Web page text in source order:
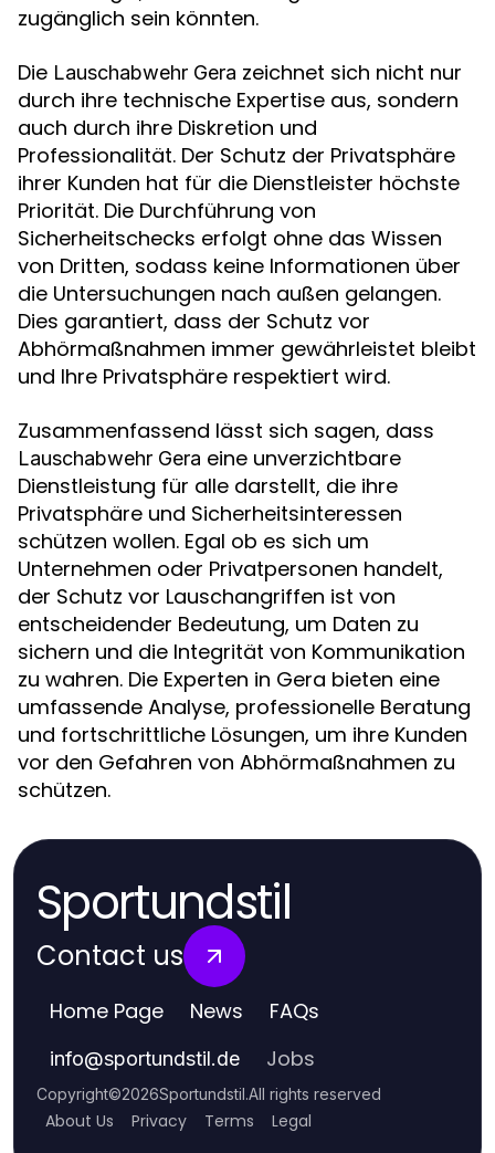
zugänglich sein könnten.
Die Lauschabwehr Gera zeichnet sich nicht nur
durch ihre technische Expertise aus, sondern
auch durch ihre Diskretion und
Professionalität. Der Schutz der Privatsphäre
ihrer Kunden hat für die Dienstleister höchste
Priorität. Die Durchführung von
Sicherheitschecks erfolgt ohne das Wissen
von Dritten, sodass keine Informationen über
die Untersuchungen nach außen gelangen.
Dies garantiert, dass der Schutz vor
Abhörmaßnahmen immer gewährleistet bleibt
und Ihre Privatsphäre respektiert wird.
Zusammenfassend lässt sich sagen, dass
Lauschabwehr Gera eine unverzichtbare
Dienstleistung für alle darstellt, die ihre
Privatsphäre und Sicherheitsinteressen
schützen wollen. Egal ob es sich um
Unternehmen oder Privatpersonen handelt,
der Schutz vor Lauschangriffen ist von
entscheidender Bedeutung, um Daten zu
sichern und die Integrität von Kommunikation
zu wahren. Die Experten in Gera bieten eine
umfassende Analyse, professionelle Beratung
und fortschrittliche Lösungen, um ihre Kunden
vor den Gefahren von Abhörmaßnahmen zu
schützen.
Sportundstil
Contact us
Home Page News FAQs
info@sportundstil.de Jobs
Copyright©2026Sportundstil.All rights reserved
About Us Privacy Terms Legal